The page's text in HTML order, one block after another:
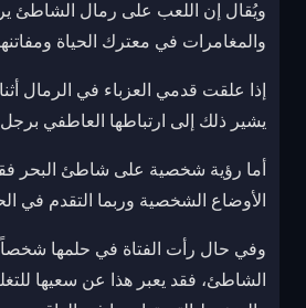
ويُقال إن اللعب على رمال الشاطئ
والمغامرات في معترك الحياة
إذا علقت قدمي العزباء في الرمال
يشير ذلك إلى ارتباطها العاطفي
أما رؤية شخصية على شاطئ البحر
الأوضاع الشخصية وربما التقدم في
وفي حال رأت الفتاة في حلمها
الشاطئ، فقد يعبر هذا عن سعيها